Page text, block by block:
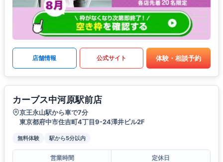
店舗情報 公式サイト 体験・相談予約
カーブス中河原駅前店
京王永山駅から車で7分
東京都府中市住吉町4丁目9-24澤井ビル2F
無料体験 駅から5分以内
営業時間 定休日